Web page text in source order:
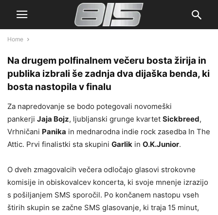
Home
Na drugem polfinalnem večeru bosta žirija in
publika izbrali še zadnja dva dijaška benda, ki
bosta nastopila v finalu
Za napredovanje se bodo potegovali novomeški
pankerji Jaja Bojz, ljubljanski grunge kvartet Sickbreed,
Vrhničani Panika in mednarodna indie rock zasedba In The
Attic. Prvi finalistki sta skupini Garlik in O.K.Junior.
O dveh zmagovalcih večera odločajo glasovi strokovne
komisije in obiskovalcev koncerta, ki svoje mnenje izrazijo
s pošiljanjem SMS sporočil. Po končanem nastopu vseh
štirih skupin se začne SMS glasovanje, ki traja 15 minut,